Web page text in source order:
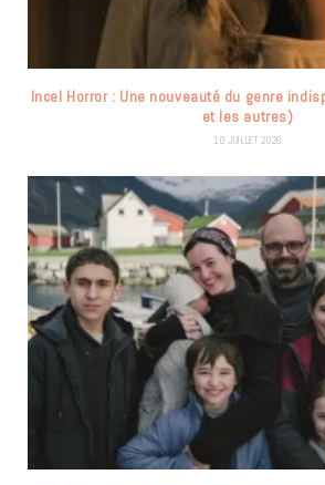
Incel Horror : Une nouveauté du genre
et les autres)
10 JUILLET 2026